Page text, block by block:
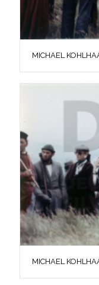
MICHAEL
MICHAEL